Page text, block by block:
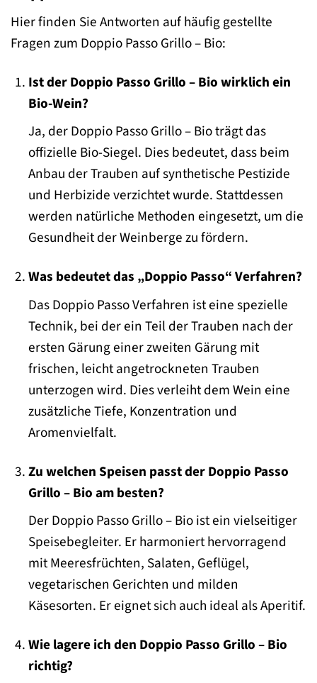
Hier finden Sie Antworten auf häufig gestellte
Fragen zum Doppio Passo Grillo – Bio:
Ist der Doppio Passo Grillo – Bio wirklich ein
Bio-Wein?
Ja, der Doppio Passo Grillo – Bio trägt das
offizielle Bio-Siegel. Dies bedeutet, dass beim
Anbau der Trauben auf synthetische Pestizide
und Herbizide verzichtet wurde. Stattdessen
werden natürliche Methoden eingesetzt, um die
Gesundheit der Weinberge zu fördern.
Was bedeutet das „Doppio Passo“ Verfahren?
Das Doppio Passo Verfahren ist eine spezielle
Technik, bei der ein Teil der Trauben nach der
ersten Gärung einer zweiten Gärung mit
frischen, leicht angetrockneten Trauben
unterzogen wird. Dies verleiht dem Wein eine
zusätzliche Tiefe, Konzentration und
Aromenvielfalt.
Zu welchen Speisen passt der Doppio Passo
Grillo – Bio am besten?
Der Doppio Passo Grillo – Bio ist ein vielseitiger
Speisebegleiter. Er harmoniert hervorragend
mit Meeresfrüchten, Salaten, Geflügel,
vegetarischen Gerichten und milden
Käsesorten. Er eignet sich auch ideal als Aperitif.
Wie lagere ich den Doppio Passo Grillo – Bio
richtig?